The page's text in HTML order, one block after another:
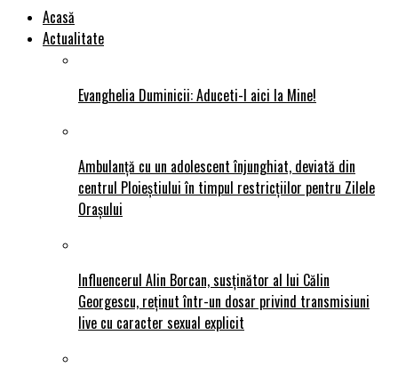
Acasă
Actualitate
Evanghelia Duminicii: Aduceti-l aici la Mine!
Ambulanță cu un adolescent înjunghiat, deviată din
centrul Ploieștiului în timpul restricțiilor pentru Zilele
Orașului
Influencerul Alin Borcan, susținător al lui Călin
Georgescu, reținut într-un dosar privind transmisiuni
live cu caracter sexual explicit